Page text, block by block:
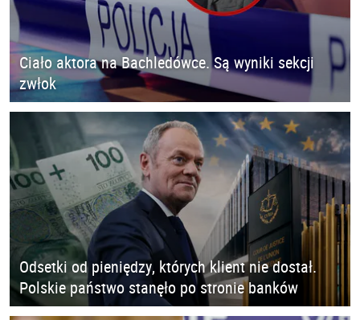
Ciało aktora na Bachledówce. Są wyniki sekcji
zwłok
Odsetki od pieniędzy, których klient nie dostał.
Polskie państwo stanęło po stronie banków